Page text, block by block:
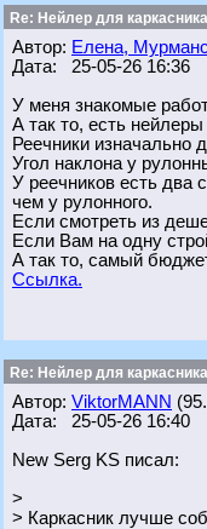
Re: Нейлер для каркасника
Автор: Елена,
Дата: 25-05-26 16:36
У меня знакомые
А так то, есть
Реечники изначально
Угол наклона у
У реечников есть два
чем у рулонного.
Если смотреть из
Если Вам на одну
А так то, самый
Ссылка.
Re: Нейлер для каркасника
Автор: ViktorMANN
Дата: 25-05-26 16:40
New Serg KS писал:
>
> Каркасник лучше